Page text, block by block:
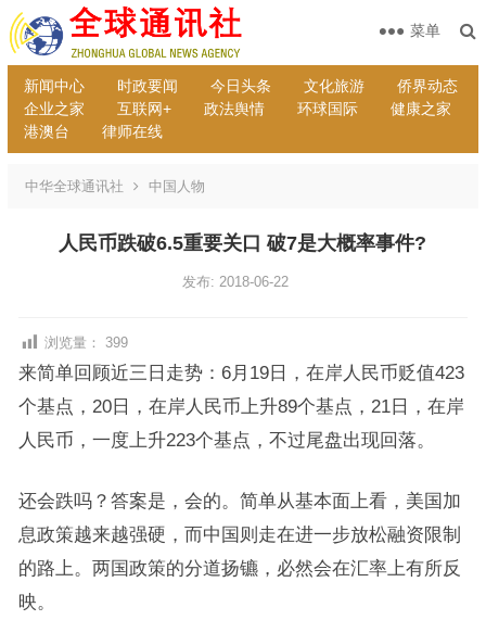
新闻中心 时政要闻 今日头条 文化旅游
侨界动态
企业之家
互联网+ 政法舆情 环球国际
健康之家
港澳台
律师在线
菜单
中华全球通讯社 中国人物
人民币跌破6.5重要关口 破7是大概率事件?
发布: 2018-06-22
浏览量： 399
来简单回顾近三日走势：6月19日，在岸人民币贬值423
个基点，20日，在岸人民币上升89个基点，21日，在岸
人民币，一度上升223个基点，不过尾盘出现回落。
还会跌吗？答案是，会的。简单从基本面上看，美国加
息政策越来越强硬，而中国则走在进一步放松融资限制
的路上。两国政策的分道扬镳，必然会在汇率上有所反
映。